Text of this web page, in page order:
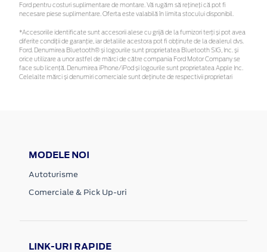
Ford pentru costuri suplimentare de montare. Vă rugăm să rețineți că pot fi
necesare piese suplimentare. Oferta este valabilă în limita stocului disponibil.
*Accesoriile identificate sunt accesorii alese cu grijă de la furnizori terți și pot avea
diferite condiții de garanție, iar detaliile acestora pot fi obținute de la dealerul dvs.
Ford. Denumirea Bluetooth® și logourile sunt proprietatea Bluetooth SIG, Inc. și
orice utilizare a unor astfel de mărci de către compania Ford Motor Company se
face sub licență. Denumirea iPhone/iPod și logourile sunt proprietatea Apple Inc.
Celelalte mărci și denumiri comerciale sunt deținute de respectivii proprietari
MODELE NOI
Autoturisme
Comerciale & Pick Up-uri
LINK-URI RAPIDE